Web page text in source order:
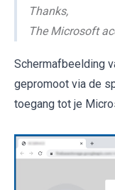
Thanks,
The Microsoft
Schermafbeelding
gepromoot via de
toegang tot je